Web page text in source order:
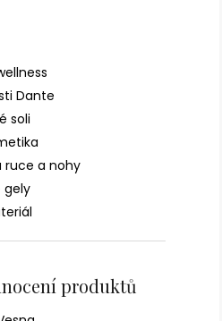
Dante
soli
ruce a nohy
gely
produktů